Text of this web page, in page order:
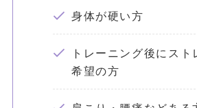
身体が硬い方
トレーニング後にスト
希望の方